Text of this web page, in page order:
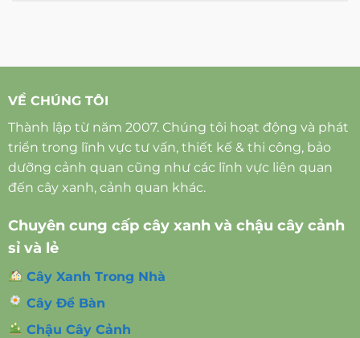
VỀ CHÚNG TÔI
Thành lập từ năm 2007. Chúng tôi hoạt động và phát
triển trong lĩnh vực tư vấn, thiết kế & thi công, bảo
dưỡng cảnh quan cũng như các lĩnh vực liên quan
đến cây xanh, cảnh quan khác.
Chuyên cung cấp cây xanh và chậu cây cảnh
sỉ và lẻ
Cây Xanh Trong Nhà
Cây Để Bàn
Chậu Cây Cảnh